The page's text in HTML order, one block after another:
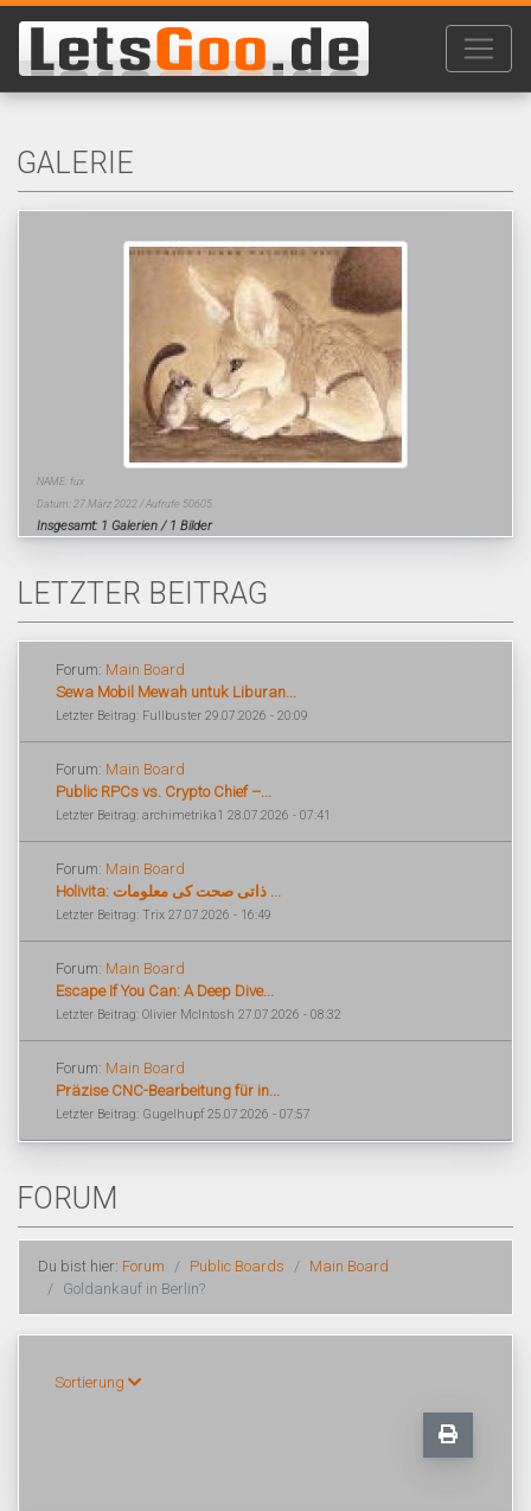
GALERIE
NAME: fux
Datum: 27.März 2022 / Aufrufe 50605
Insgesamt: 1 Galerien / 1 Bilder
LETZTER BEITRAG
Forum: Main Board
Sewa Mobil Mewah untuk Liburan...
Letzter Beitrag: Fullbuster 29.07.2026 - 20:09
Forum: Main Board
Public RPCs vs. Crypto Chief –...
Letzter Beitrag: archimetrika1 28.07.2026 - 07:41
Forum: Main Board
Holivita: ذاتی صحت کی معلومات ...
Letzter Beitrag: Trix 27.07.2026 - 16:49
Forum: Main Board
Escape If You Can: A Deep Dive...
Letzter Beitrag: Olivier McIntosh 27.07.2026 - 08:32
Forum: Main Board
Präzise CNC-Bearbeitung für in...
Letzter Beitrag: Gugelhupf 25.07.2026 - 07:57
FORUM
Du bist hier: Forum Public Boards
Main Board
Goldankauf in Berlin?
Sortierung